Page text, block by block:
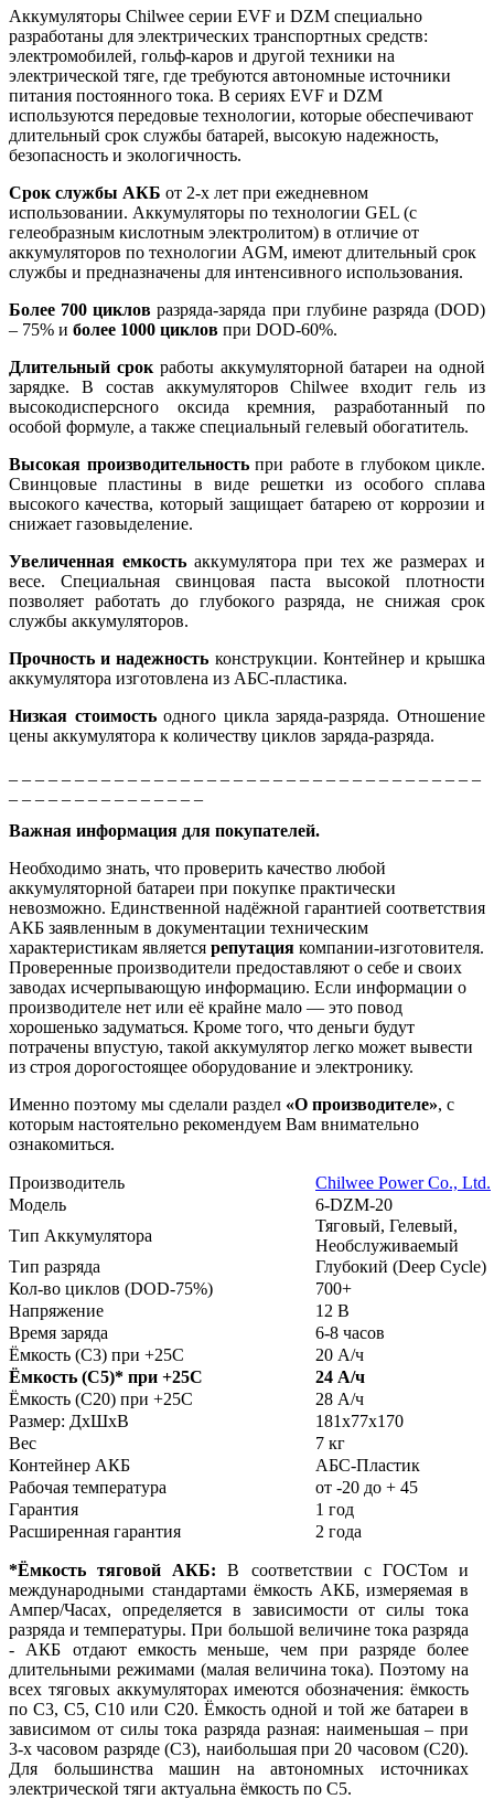
Аккумуляторы Chilwee серии EVF и DZM специально
разработаны для электрических транспортных средств:
электромобилей, гольф-каров и другой техники на
электрической тяге, где требуются автономные источники
питания постоянного тока. В сериях EVF и DZM
используются передовые технологии, которые обеспечивают
длительный срок службы батарей, высокую надежность,
безопасность и экологичность.
Срок службы АКБ от 2-х лет при ежедневном
использовании. Аккумуляторы по технологии GEL (с
гелеобразным кислотным электролитом) в отличие от
аккумуляторов по технологии AGM, имеют длительный срок
службы и предназначены для интенсивного использования.
Более 700 циклов разряда-заряда при глубине разряда (DOD)
– 75% и более 1000 циклов при DOD-60%.
Длительный срокработы аккумуляторной батареи на одной
зарядке. В состав аккумуляторов Chilwee входит гель из
высокодисперсного оксида кремния, разработанный по
особой формуле, а также специальный гелевый обогатитель.
Высокая производительностьпри работе в глубоком цикле.
Свинцовые пластины в виде решетки из особого сплава
высокого качества, который защищает батарею от коррозии и
снижает газовыделение.
Увеличенная емкость аккумулятора при тех же размерах и
весе. Специальная свинцовая паста высокой плотности
позволяет работать до глубокого разряда, не снижая срок
службы аккумуляторов.
Прочность и надежность конструкции. Контейнер и крышка
аккумулятора изготовлена из АБС-пластика.
Низкая стоимостьодного цикла заряда-разряда. Отношение
цены аккумулятора к количеству циклов заряда-разряда.
Важная информация для покупателей.
Необходимо знать, что проверить качество любой
аккумуляторной батареи при покупке практически
невозможно. Единственной надёжной гарантией соответствия
АКБ заявленным в документации техническим
характеристикам является репутация компании-изготовителя.
Проверенные производители предоставляют о себе и своих
заводах исчерпывающую информацию. Если информации о
производителе нет или её крайне мало — это повод
хорошенько задуматься. Кроме того, что деньги будут
потрачены впустую, такой аккумулятор легко может вывести
из строя дорогостоящее оборудование и электронику.
Именно поэтому мы сделали раздел «О производителе», с
которым настоятельно рекомендуем Вам внимательно
ознакомиться.
Производитель
Chilwee Power Co., Ltd.
Модель
6-DZM-20
Тип Аккумулятора
Тяговый, Гелевый,
Необслуживаемый
Тип разряда
Глубокий (Deep Cycle)
Кол-во циклов (DOD-75%)
700+
Напряжение
12 В
Время заряда
6-8 часов
Ёмкость (С3) при +25С
20 А/ч
Ёмкость (С5)* при +25С
24 А/ч
Ёмкость (С20) при +25С
28 А/ч
Размер: ДхШхВ
181х77х170
Вес
7 кг
Контейнер АКБ
АБС-Пластик
Рабочая температура
от -20 до + 45
Гарантия
1 год
Расширенная гарантия
2 года
*Ёмкость тяговой АКБ:В соответствии с ГОСТом и
международными стандартами ёмкость АКБ, измеряемая в
Ампер/Часах, определяется в зависимости от силы тока
разряда и температуры. При большой величине тока разряда
- АКБ отдают емкость меньше, чем при разряде более
длительными режимами (малая величина тока). Поэтому на
всех тяговых аккумуляторах имеются обозначения: ёмкость
по С3, С5, С10 или С20. Ёмкость одной и той же батареи в
зависимом от силы тока разряда разная: наименьшая – при
3-х часовом разряде (С3), наибольшая при 20 часовом (С20).
Для большинства машин на автономных источниках
электрической тяги актуальна ёмкость по С5.